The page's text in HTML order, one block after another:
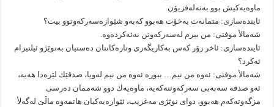
ماوه‌یه‌كیش بوو به‌ته‌له‌فزیۆن.
ئاینده‌سازى: متمانه‌ت به‌خۆت هه‌بوو كه‌به‌و شێوازه‌سه‌ركه‌وتوو بیت؟
شه‌مالأ موفتى: من بیرم له‌سه‌ركه‌وتن نه‌ئه‌كرده‌وه‌.
ئاینده‌سازى: ئاخر زۆر كه‌س به‌كاریگه‌رى وتاره‌كانتان ده‌ستیان به‌نوێژو ئیلتیزام
ئه‌كرد؟
شه‌مالأ موفتى: ئه‌وه‌ من نیم… ببوره‌ ئه‌وه‌ من نیم له‌ویا، صدقێك لێره‌دا هه‌یه‌،
ئه‌و صدقه‌ سه‌به‌بى سه‌ركه‌وتنه‌كه‌یه‌، ماوه‌یه‌ك دوو شه‌ممان ده‌رسى
مزگه‌وته‌كه‌م هه‌بوو، دواى نوێژى مه‌غریب، ئێواره‌یه‌كیان هاتمه‌وه‌ ماڵێ له‌گه‌لأ